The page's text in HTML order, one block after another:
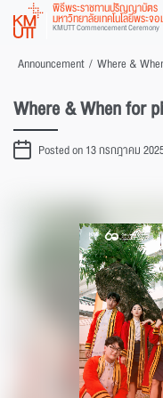
พิธีพระราชทานปริญญาบัตร
มหาวิทยาลัยเทคโนโลยีพระจ
KMUTT Commencement Ceremony
Announcement / Where &
Where & When for
Posted on 13 กรกฎาคม